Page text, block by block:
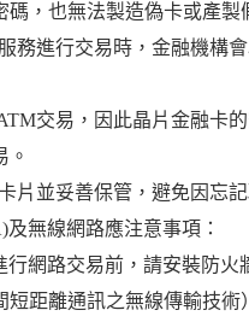
，也無法製造偽卡或產製
務進行交易時，金融機構
交易，因此晶片金融卡
。
片並妥善保管，避免因忘
無線網路應注意事項：
網路交易前，請安裝防
距離通訊之無線傳輸技